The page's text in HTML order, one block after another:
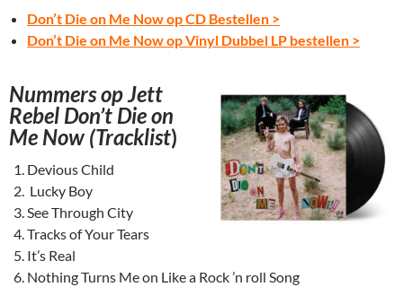
Don’t Die on Me Now op CD Bestellen >
Don’t Die on Me Now op Vinyl Dubbel LP bestellen >
Nummers op Jett
Rebel Don’t Die on
Me Now (Tracklist)
Devious Child
Lucky Boy
See Through City
Tracks of Your Tears
It’s Real
Nothing Turns Me on Like a Rock ’n roll Song